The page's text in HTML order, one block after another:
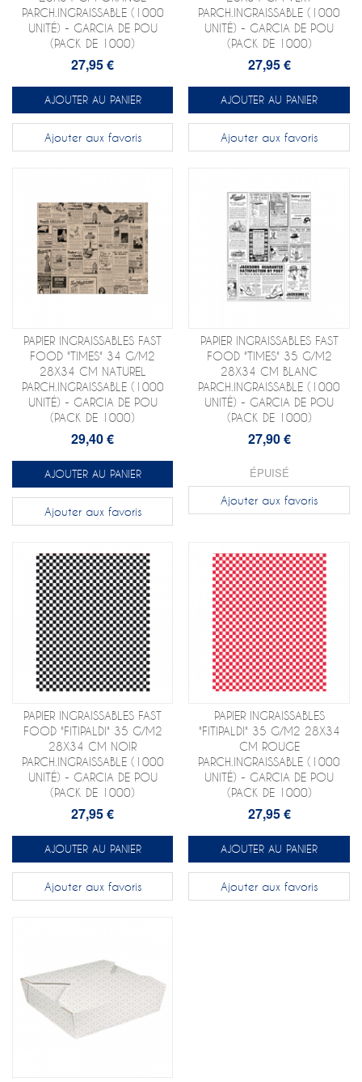
PARCH.INGRAISSABLE (1000
UNITÉ) - GARCIA DE POU
(PACK DE 1000)
27,95 €
AJOUTER AU PANIER
Ajouter aux favoris
PARCH.INGRAISSABLE (1000
UNITÉ) - GARCIA DE POU
(PACK DE 1000)
27,95 €
AJOUTER AU PANIER
Ajouter aux favoris
PAPIER INGRAISSABLES FAST
FOOD "TIMES" 34 G/M2
28X34 CM NATUREL
PARCH.INGRAISSABLE (1000
UNITÉ) - GARCIA DE POU
(PACK DE 1000)
29,40 €
AJOUTER AU PANIER
Ajouter aux favoris
PAPIER INGRAISSABLES FAST
FOOD "TIMES" 35 G/M2
28X34 CM BLANC
PARCH.INGRAISSABLE (1000
UNITÉ) - GARCIA DE POU
(PACK DE 1000)
27,90 €
ÉPUISÉ
Ajouter aux favoris
PAPIER INGRAISSABLES FAST
FOOD "FITIPALDI" 35 G/M2
28X34 CM NOIR
PARCH.INGRAISSABLE (1000
UNITÉ) - GARCIA DE POU
(PACK DE 1000)
27,95 €
AJOUTER AU PANIER
Ajouter aux favoris
PAPIER INGRAISSABLES
"FITIPALDI" 35 G/M2 28X34
CM ROUGE
PARCH.INGRAISSABLE (1000
UNITÉ) - GARCIA DE POU
(PACK DE 1000)
27,95 €
AJOUTER AU PANIER
Ajouter aux favoris